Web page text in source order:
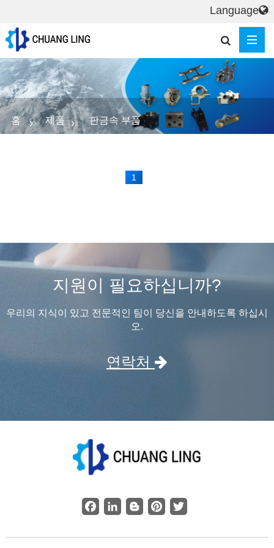
홈 제품 판금속 부품
1
지원이 필요하십니까?
우리의 지식이 있고 전문적인 팀이 당신을 안내하도록 하십시
오.
연락처
Facebook
LinkedInBloggerPinterestTwitter
Language